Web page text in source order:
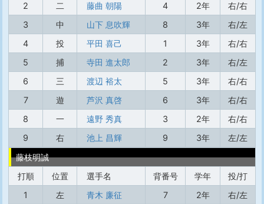
2
二 藤曲 朝陽 4 2年
右/右
3
中 山下 息吹輝 8 3年
右/左
4
投 平田 喜己 1 3年
右/右
5
捕 寺田 進太郎 2 3年
右/左
6
三 渡辺 裕太 5 3年
右/右
7
遊 芦沢 真啓 6 3年
右/右
8
一 遠野 秀真 3 2年
右/右
9
右 池上 昌輝 9 3年
左/左
藤枝明誠
打順
位置 選手名 背番号 学年
投/打
1
左 青木 廉征 7 2年
右/左